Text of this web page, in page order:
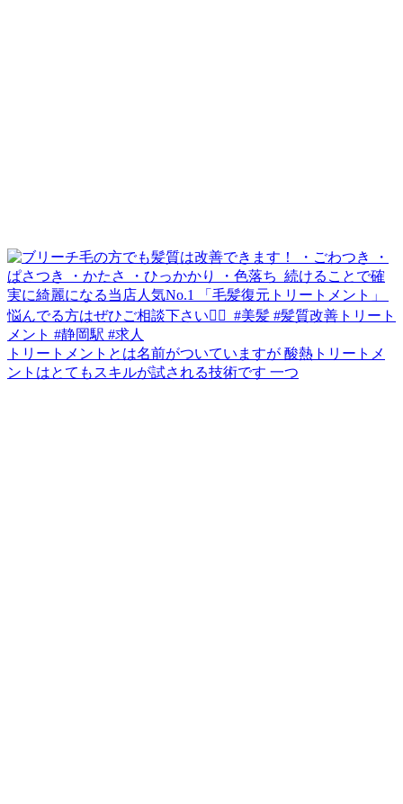
トリートメントとは名前がついていますが 酸熱トリートメ
ントはとてもスキルが試される技術です 一つ